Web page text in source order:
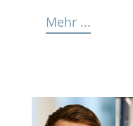
Mehr ...